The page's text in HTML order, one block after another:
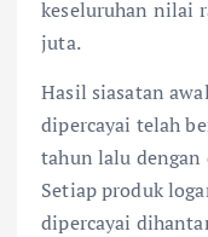
keseluruhan nilai
juta.
Hasil siasatan
dipercayai telah
tahun lalu dengan
Setiap produk
dipercayai